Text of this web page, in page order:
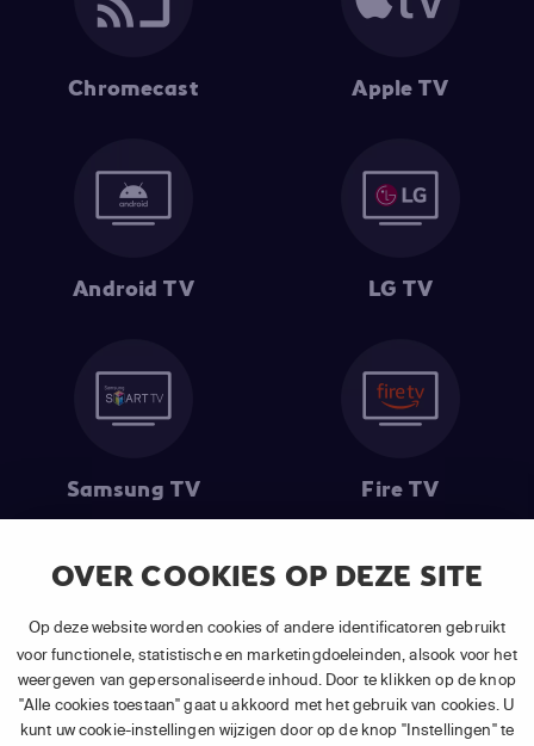
OVER COOKIES OP DEZE SITE
Op deze website worden cookies of andere identificatoren gebruikt
voor functionele, statistische en marketingdoeleinden, alsook voor het
weergeven van gepersonaliseerde inhoud. Door te klikken op de knop
"Alle cookies toestaan" gaat u akkoord met het gebruik van cookies. U
kunt uw cookie-instellingen wijzigen door op de knop "Instellingen" te
Chromecast Apple TV
Android TV LG TV
Samsung TV Fire TV
(1) De eerste 30 dagen gratis: Geldig op alle nieuwe abonnementen
van APP TV Light, Basic of Plus.
(2) Prijs abonnement : Incl. BTW.
(3) Restart & Replayis beschikbaar voorvolgende zendersafhankelijk
van je gekozen pakket.